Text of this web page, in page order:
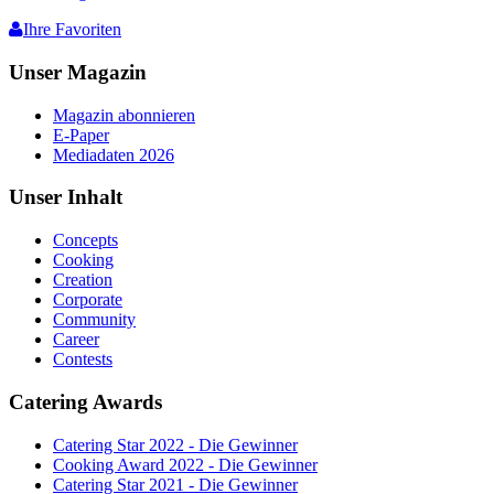
Ihre Favoriten
Unser Magazin
Magazin abonnieren
E-Paper
Mediadaten 2026
Unser Inhalt
Concepts
Cooking
Creation
Corporate
Community
Career
Contests
Catering Awards
Catering Star 2022 - Die Gewinner
Cooking Award 2022 - Die Gewinner
Catering Star 2021 - Die Gewinner